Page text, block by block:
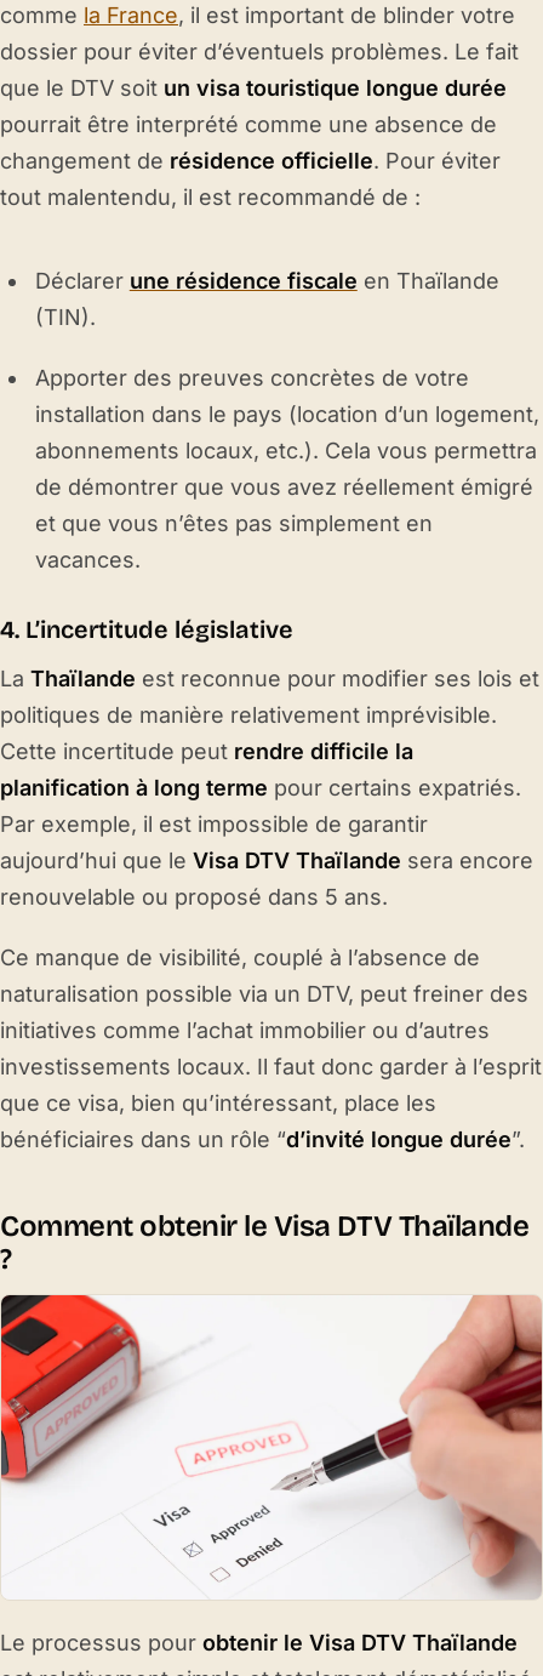
comme la France, il est important de blinder votre
dossier pour éviter d’éventuels problèmes. Le fait
que le DTV soit un visa touristique longue durée
pourrait être interprété comme une absence de
changement de résidence officielle. Pour éviter
tout malentendu, il est recommandé de :
Déclarer une résidence fiscale en Thaïlande
(TIN).
Apporter des preuves concrètes de votre
installation dans le pays (location d’un logement,
abonnements locaux, etc.). Cela vous permettra
de démontrer que vous avez réellement émigré
et que vous n’êtes pas simplement en
vacances.
4. L’incertitude législative
La Thaïlande est reconnue pour modifier ses lois et
politiques de manière relativement imprévisible.
Cette incertitude peut rendre difficile la
planification à long terme pour certains expatriés.
Par exemple, il est impossible de garantir
aujourd’hui que le Visa DTV Thaïlande sera encore
renouvelable ou proposé dans 5 ans.
Ce manque de visibilité, couplé à l’absence de
naturalisation possible via un DTV, peut freiner des
initiatives comme l’achat immobilier ou d’autres
investissements locaux. Il faut donc garder à l’esprit
que ce visa, bien qu’intéressant, place les
bénéficiaires dans un rôle “d’invité longue durée”.
Comment obtenir le Visa DTV Thaïlande
?
Le processus pour obtenir le Visa DTV Thaïlande